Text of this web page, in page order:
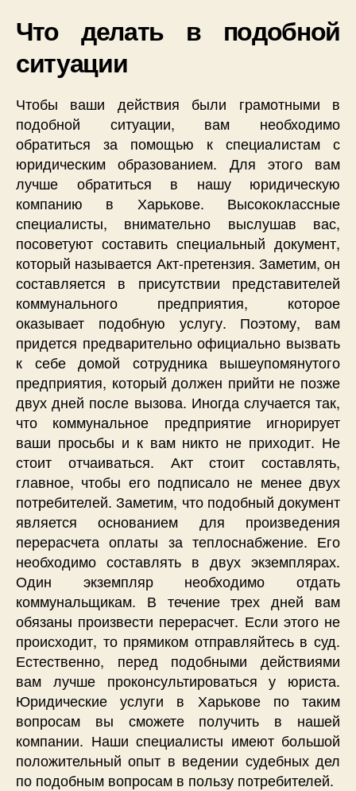
Что делать в подобной
ситуации
Чтобы ваши действия были грамотными в
подобной ситуации, вам необходимо
обратиться за помощью к специалистам с
юридическим образованием. Для этого вам
лучше обратиться в нашу юридическую
компанию в Харькове. Высококлассные
специалисты, внимательно выслушав вас,
посоветуют составить специальный документ,
который называется Акт-претензия. Заметим, он
составляется в присутствии представителей
коммунального предприятия, которое
оказывает подобную услугу. Поэтому, вам
придется предварительно официально вызвать
к себе домой сотрудника вышеупомянутого
предприятия, который должен прийти не позже
двух дней после вызова. Иногда случается так,
что коммунальное предприятие игнорирует
ваши просьбы и к вам никто не приходит. Не
стоит отчаиваться. Акт стоит составлять,
главное, чтобы его подписало не менее двух
потребителей. Заметим, что подобный документ
является основанием для произведения
перерасчета оплаты за теплоснабжение. Его
необходимо составлять в двух экземплярах.
Один экземпляр необходимо отдать
коммунальщикам. В течение трех дней вам
обязаны произвести перерасчет. Если этого не
происходит, то прямиком отправляйтесь в суд.
Естественно, перед подобными действиями
вам лучше проконсультироваться у юриста.
Юридические услуги в Харькове по таким
вопросам вы сможете получить в нашей
компании. Наши специалисты имеют большой
положительный опыт в ведении судебных дел
по подобным вопросам в пользу потребителей.